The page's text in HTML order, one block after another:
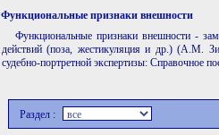
Функциональные признаки внешности
Функциональные признаки внешности -
действий (поза, жестикуляция и др.) (А.М.
судебно-портретной экспертизы:
Раздел :